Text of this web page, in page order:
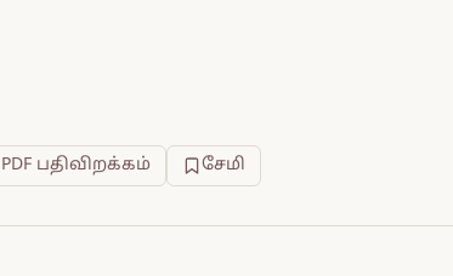
PDF பதிவிறக்கம் சேமி